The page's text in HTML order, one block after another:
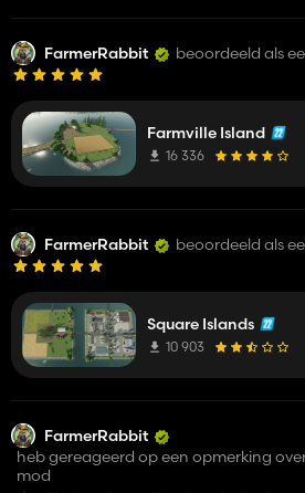
FarmerRabbit beoordeeld als
Farmville Island
16 336
FarmerRabbit beoordeeld als
Square Islands
10 903
FarmerRabbit
heb gereageerd op een opmerking
mod